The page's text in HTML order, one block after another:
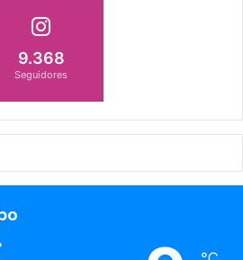
9.368
Seguidores